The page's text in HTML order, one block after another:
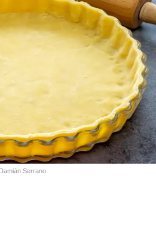
Damián Serrano